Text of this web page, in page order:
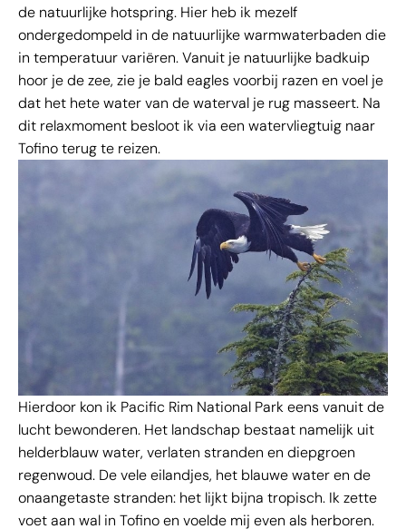
de natuurlijke hotspring. Hier heb ik mezelf
ondergedompeld in de natuurlijke warmwaterbaden die
in temperatuur variëren. Vanuit je natuurlijke badkuip
hoor je de zee, zie je bald eagles voorbij razen en voel je
dat het hete water van de waterval je rug masseert. Na
dit relaxmoment besloot ik via een watervliegtuig naar
Tofino terug te reizen.
Hierdoor kon ik Pacific Rim National Park eens vanuit de
lucht bewonderen. Het landschap bestaat namelijk uit
helderblauw water, verlaten stranden en diepgroen
regenwoud. De vele eilandjes, het blauwe water en de
onaangetaste stranden: het lijkt bijna tropisch. Ik zette
voet aan wal in Tofino en voelde mij even als herboren.